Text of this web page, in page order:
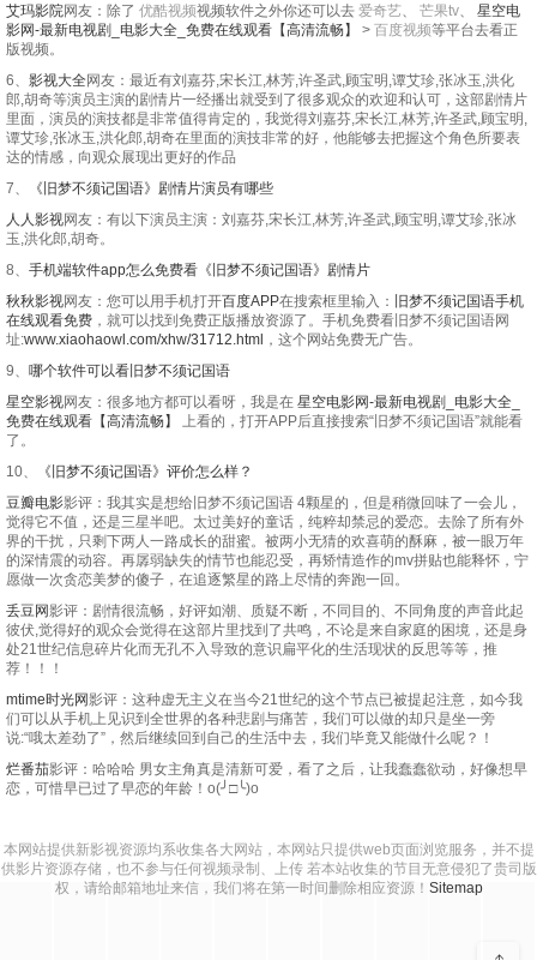
艾玛影院网友：除了 优酷视频视频软件之外你还可以去 爱奇艺、 芒果tv、 星空电
影网-最新电视剧_电影大全_免费在线观看【高清流畅】 > 百度视频等平台去看正
版视频。
6、 影视大全网友：最近有刘嘉芬,宋长江,林芳,许圣武,顾宝明,谭艾珍,张冰玉,洪化
郎,胡奇等演员主演的剧情片一经播出就受到了很多观众的欢迎和认可，这部剧情片
里面，演员的演技都是非常值得肯定的，我觉得刘嘉芬,宋长江,林芳,许圣武,顾宝明,
谭艾珍,张冰玉,洪化郎,胡奇在里面的演技非常的好，他能够去把握这个角色所要表
达的情感，向观众展现出更好的作品
7、
《旧梦不须记国语》剧情片演员有哪些
人人影视网友：有以下演员主演：刘嘉芬,宋长江,林芳,许圣武,顾宝明,谭艾珍,张冰
玉,洪化郎,胡奇。
8、 手机端软件app怎么免费看《旧梦不须记国语》剧情片
秋秋影视网友：您可以用手机打开百度APP在搜索框里输入：
旧梦不须记国语手机
在线观看免费 ，就可以找到免费正版播放资源了。手机免费看旧梦不须记国语网
址:www.xiaohaowl.com/xhw/31712.html ，这个网站免费无广告。
9、 哪个软件可以看旧梦不须记国语
星空影视网友：很多地方都可以看呀，我是在 星空电影网-最新电视剧_电影大全_
免费在线观看【高清流畅】
上看的，打开APP后直接搜索“旧梦不须记国语”就能看
了。
10、
《旧梦不须记国语》评价怎么样？
豆瓣电影影评：我其实是想给旧梦不须记国语 4颗星的，但是稍微回味了一会儿，
觉得它不值，还是三星半吧。太过美好的童话，纯粹却禁忌的爱恋。去除了所有外
界的干扰，只剩下两人一路成长的甜蜜。被两小无猜的欢喜萌的酥麻，被一眼万年
的深情震的动容。再孱弱缺失的情节也能忍受，再矫情造作的mv拼贴也能释怀，宁
愿做一次贪恋美梦的傻子，在追逐繁星的路上尽情的奔跑一回。
丢豆网影评：剧情很流畅，好评如潮、质疑不断，不同目的、不同角度的声音此起
彼伏,觉得好的观众会觉得在这部片里找到了共鸣，不论是来自家庭的困境，还是身
处21世纪信息碎片化而无孔不入导致的意识扁平化的生活现状的反思等等，推
荐！！！
mtime时光网影评：这种虚无主义在当今21世纪的这个节点已被提起注意，如今我
们可以从手机上见识到全世界的各种悲剧与痛苦，我们可以做的却只是坐一旁
说:“哦太差劲了”，然后继续回到自己的生活中去，我们毕竟又能做什么呢？！
烂番茄影评：哈哈哈 男女主角真是清新可爱，看了之后，让我蠢蠢欲动，好像想早
恋，可惜早已过了早恋的年龄！o(╯□╰)o
本网站提供新影视资源均系收集各大网站，本网站只提供web页面浏览服务，并不提
供影片资源存储，也不参与任何视频录制、上传 若本站收集的节目无意侵犯了贵司版
权，请给邮箱地址来信，我们将在第一时间删除相应资源！ Sitemap